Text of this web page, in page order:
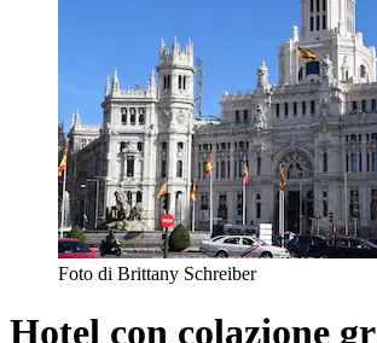
Foto di Brittany Schreiber
Hotel con colazione